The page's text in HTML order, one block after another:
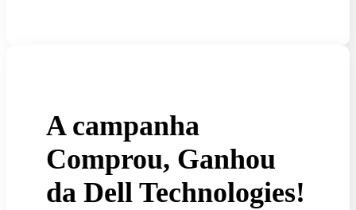
A campanha
Comprou, Ganhou
da Dell Technologies!